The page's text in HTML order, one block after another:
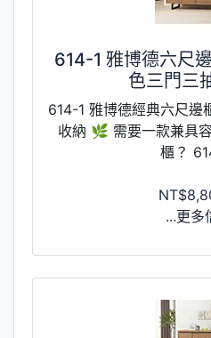
614-1 雅博德六尺
色三門三
614-1 雅博德經典六尺邊
收納 🌿 需要一款兼具
櫃？
...更多